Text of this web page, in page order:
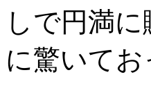
しで円満
に驚いて